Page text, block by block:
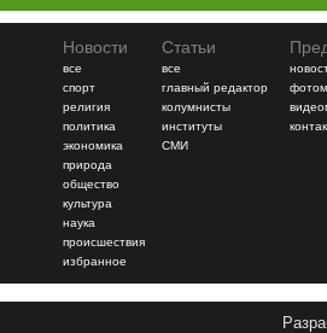
Новости
все
спорт
религия
политика
экономика
природа
общество
культура
наука
происшествия
избранное
Статьи
все
главный редактор
колумнисты
институты
СМИ